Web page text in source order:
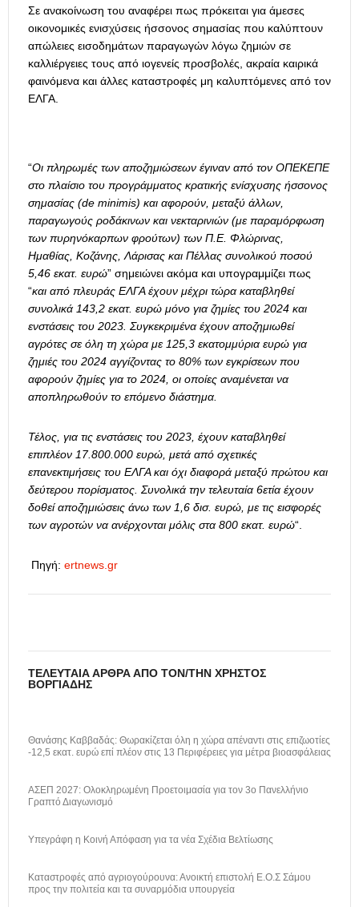
Σε ανακοίνωση του αναφέρει πως πρόκειται για άμεσες
οικονομικές ενισχύσεις ήσσονος σημασίας που καλύπτουν
απώλειες εισοδημάτων παραγωγών λόγω ζημιών σε
καλλιέργειες τους από ιογενείς προσβολές, ακραία καιρικά
φαινόμενα και άλλες καταστροφές μη καλυπτόμενες από τον
ΕΛΓΑ.
“Οι πληρωμές των αποζημιώσεων έγιναν από τον ΟΠΕΚΕΠΕ
στο πλαίσιο του προγράμματος κρατικής ενίσχυσης ήσσονος
σημασίας (de minimis) και αφορούν, μεταξύ άλλων,
παραγωγούς ροδάκινων και νεκταρινιών (με παραμόρφωση
των πυρηνόκαρπων φρούτων) των Π.Ε. Φλώρινας,
Ημαθίας, Κοζάνης, Λάρισας και Πέλλας συνολικού ποσού
5,46 εκατ. ευρώ” σημειώνει ακόμα και υπογραμμίζει πως
“και από πλευράς ΕΛΓΑ έχουν μέχρι τώρα καταβληθεί
συνολικά 143,2 εκατ. ευρώ μόνο για ζημίες του 2024 και
ενστάσεις του 2023. Συγκεκριμένα έχουν αποζημιωθεί
αγρότες σε όλη τη χώρα με 125,3 εκατομμύρια ευρώ για
ζημιές του 2024 αγγίζοντας το 80% των εγκρίσεων που
αφορούν ζημίες για το 2024, οι οποίες αναμένεται να
αποπληρωθούν το επόμενο διάστημα.
Τέλος, για τις ενστάσεις του 2023, έχουν καταβληθεί
επιπλέον 17.800.000 ευρώ, μετά από σχετικές
επανεκτιμήσεις του ΕΛΓΑ και όχι διαφορά μεταξύ πρώτου και
δεύτερου πορίσματος. Συνολικά την τελευταία 6ετία έχουν
δοθεί αποζημιώσεις άνω των 1,6 δισ. ευρώ, με τις εισφορές
των αγροτών να ανέρχονται μόλις στα 800 εκατ. ευρώ“.
Πηγή: ertnews.gr
ΤΕΛΕΥΤΑΊΑ ΆΡΘΡΑ ΑΠΌ ΤΟΝ/ΤΗΝ ΧΡΉΣΤΟΣ
ΒΟΡΓΙΆΔΗΣ
Θανάσης Καββαδάς: Θωρακίζεται όλη η χώρα απέναντι στις επιζωοτίες
-12,5 εκατ. ευρώ επί πλέον στις 13 Περιφέρειες για μέτρα βιοασφάλειας
ΑΣΕΠ 2027: Ολοκληρωμένη Προετοιμασία για τον 3ο Πανελλήνιο
Γραπτό Διαγωνισμό
Υπεγράφη η Κοινή Απόφαση για τα νέα Σχέδια Βελτίωσης
Καταστροφές από αγριογούρουνα: Ανοικτή επιστολή Ε.Ο.Σ Σάμου
προς την πολιτεία και τα συναρμόδια υπουργεία